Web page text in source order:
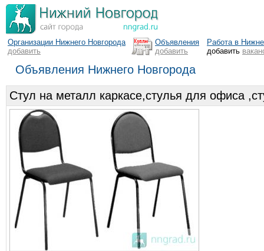
Организации Нижнего Новгорода
добавить
Объявления
добавить
Работа в
добавить
Объявления Нижнего Новгорода
Стул на металл каркасе,стулья для офиса